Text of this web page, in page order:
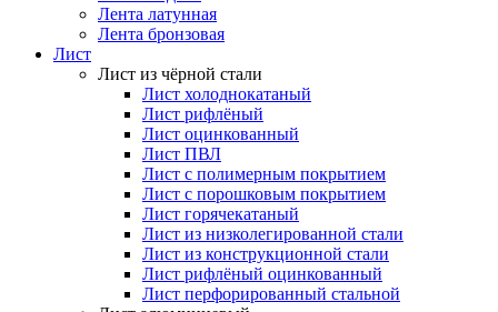
Лента латунная
Лента бронзовая
Лист
Лист из чёрной стали
Лист холоднокатаный
Лист рифлёный
Лист оцинкованный
Лист ПВЛ
Лист с полимерным покрытием
Лист с порошковым покрытием
Лист горячекатаный
Лист из низколегированной стали
Лист из конструкционной стали
Лист рифлёный оцинкованный
Лист перфорированный стальной